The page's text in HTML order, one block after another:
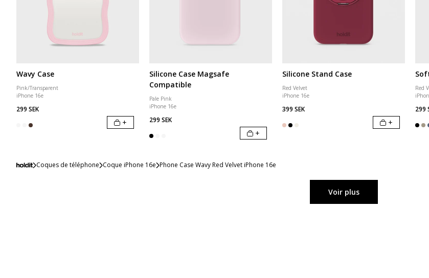
Wavy Case
Pink/Transparent
iPhone 16e
299 SEK
+
Silicone Case Magsafe
Compatible
Pale Pink
iPhone 16e
299 SEK
+
Silicone Stand Case
Red Velvet
iPhone 16e
399 SEK
+
Red
299
Coques de téléphone Coque iPhone 16e Phone Case Wavy Red Velvet iPhone 16e
Voir plus